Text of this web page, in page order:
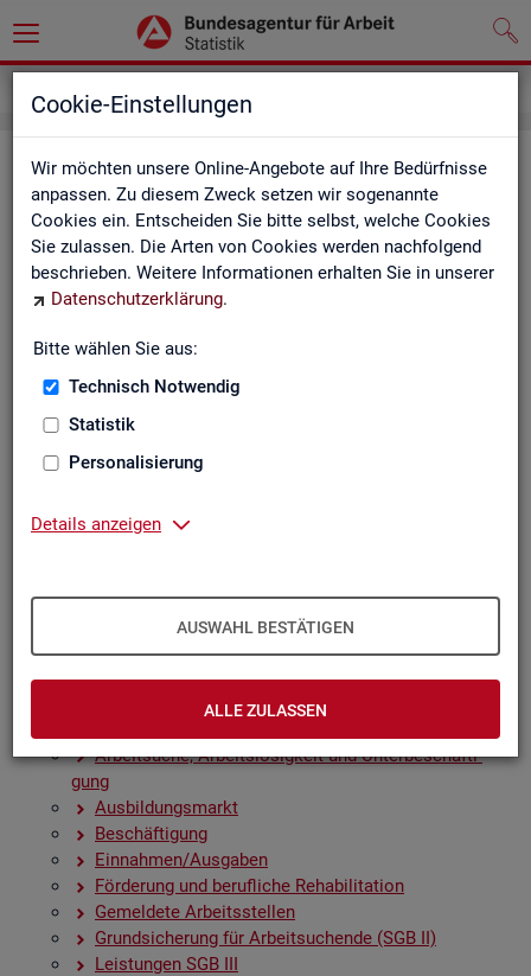
Cookie-Einstellungen
Wir möchten unsere Online-Angebote auf Ihre Bedürfnisse
anpassen. Zu diesem Zweck setzen wir sogenannte
Cookies ein. Entscheiden Sie bitte selbst, welche Cookies
Sie zulassen. Die Arten von Cookies werden nachfolgend
beschrieben. Weitere Informationen erhalten Sie in unserer
Datenschutzerklärung.
Bitte wählen Sie aus:
Technisch Notwendig
Statistik
Personalisierung
Details anzeigen
AUSWAHL BESTÄTIGEN
ALLE ZULASSEN
In­halts­ver­zeich­nis
Sta­tis­ti­ken
Rund­schau Ar­beits­markt
Mo­nats­be­richt
Eck­wer­te des Ar­beits­mark­tes und der Grund­si­che­
rung
Eck­wer­te Ar­beits­markt
Ar­beits­markt in Deutsch­land
Zah­len, Daten, Fak­ten - Struk­tur­da­ten und -in­di­ka­to­
Früh­in­di­ka­to­ren für den Ar­beits­markt
Sai­son­be­rei­nig­te Zeit­rei­hen
Ar­beit­su­che, Ar­beits­lo­sig­keit und Un­ter­be­schäf­ti­
gung
Aus­bil­dungs­markt
Be­schäf­ti­gung
Ein­nah­men/Aus­ga­ben
För­de­rung und be­ruf­li­che Re­ha­bi­li­ta­ti­on
Ge­mel­de­te Ar­beits­stel­len
Grund­si­che­rung für Ar­beit­su­chen­de (SGB II)
Leis­tun­gen SGB III